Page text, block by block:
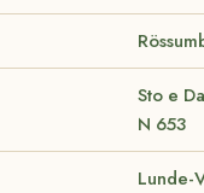
Sto e
N 653
Lunde-